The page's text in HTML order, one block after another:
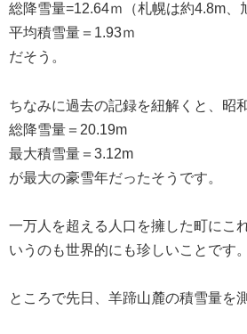
総降雪量=12.64ｍ（札幌は約4.8m、
平均積雪量＝1.93ｍ
だそう。
ちなみに過去の記録を紐解くと、昭
総降雪量＝20.19m
最大積雪量＝3.12m
が最大の豪雪年だったそうです。
一万人を超える人口を擁した町にこ
いうのも世界的にも珍しいことです。
ところで先日、羊蹄山麓の積雪量を